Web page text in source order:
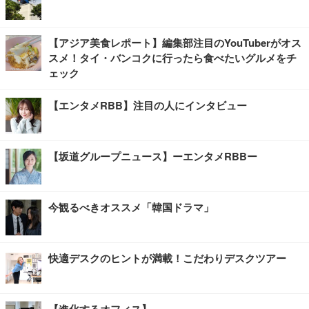
【アジア美食レポート】編集部注目のYouTuberがオス
スメ！タイ・バンコクに行ったら食べたいグルメをチ
ェック
【エンタメRBB】注目の人にインタビュー
【坂道グループニュース】ーエンタメRBBー
今観るべきオススメ「韓国ドラマ」
快適デスクのヒントが満載！こだわりデスクツアー